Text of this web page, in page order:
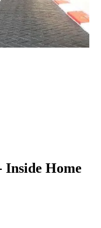
Inside Home